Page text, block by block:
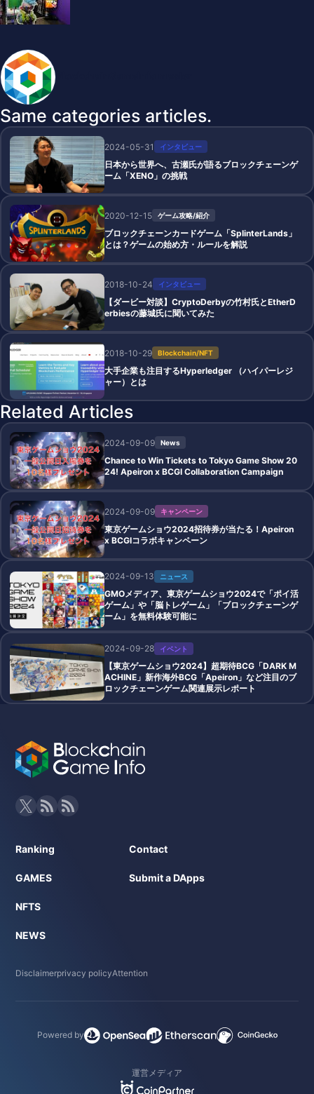
Same categories articles.
2024-05-31 インタビュー
日本から世界へ、古瀬氏が語るブロックチェーンゲ
ーム「XENO」の挑戦
2020-12-15 ゲーム攻略/紹介
ブロックチェーンカードゲーム「SplinterLands」
とは？ゲームの始め方・ルールを解説
2018-10-24 インタビュー
【ダービー対談】CryptoDerbyの竹村氏とEtherD
erbiesの藤城氏に聞いてみた
2018-10-29 Blockchain/NFT
大手企業も注目するHyperledger （ハイパーレジ
ャー）とは
Related Articles
2024-09-09 News
Chance to Win Tickets to Tokyo Game Show 20
24! Apeiron x BCGI Collaboration Campaign
2024-09-09 キャンペーン
東京ゲームショウ2024招待券が当たる！Apeiron
x BCGIコラボキャンペーン
2024-09-13 ニュース
GMOメディア、東京ゲームショウ2024で「ポイ活
ゲーム」や「脳トレゲーム」「ブロックチェーンゲ
ーム」を無料体験可能に
2024-09-28 イベント
【東京ゲームショウ2024】超期待BCG「DARK M
ACHINE」新作海外BCG「Apeiron」など注目のブ
ロックチェーンゲーム関連展示レポート
Ranking
GAMES
NFTS
NEWS
Contact
Submit a DApps
Disclaimerprivacy policyAttention
Powered by
運営メディア